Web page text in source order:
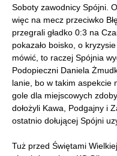
Soboty zawodnicy Spójni.
więc na mecz przeciwko
przegrali gładko 0:3 na
pokazało boisko, o
mówić, to raczej Spójnia
Podopieczni Daniela
lanie, bo w takim aspekcie
gole dla miejscowych
dołożyli Kawa, Podgajny i
ostatnio dołującej Spójni
Tuż przed Świętami